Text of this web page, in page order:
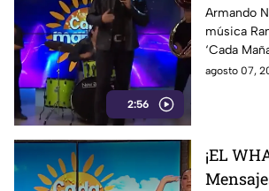
2:56
Avión'
Armando
música
‘Cada
su canción
agosto 07,
¡EL